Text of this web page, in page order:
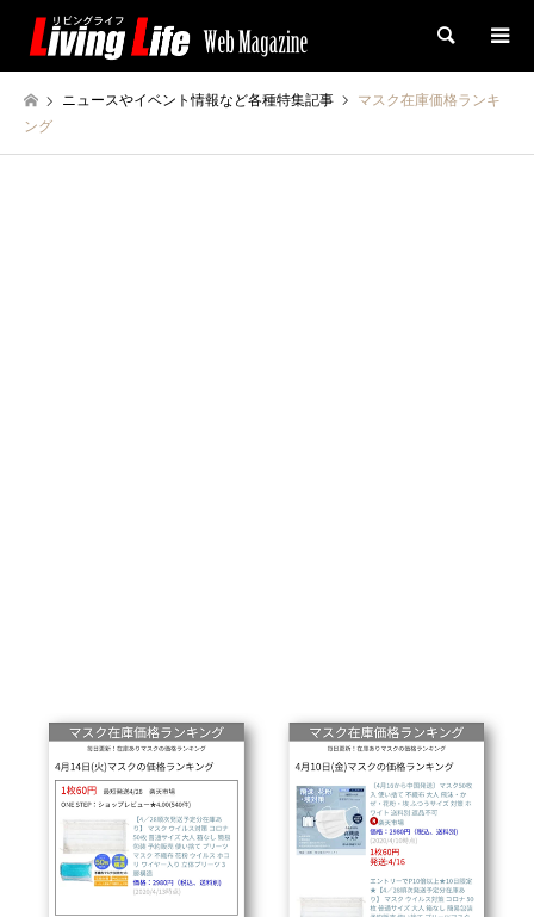
検索
ニュースやイベント情報など各種特集記事
マスク在庫価格ランキ
ング